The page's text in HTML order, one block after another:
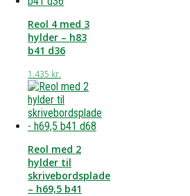
Reol 4 med 3
hylder – h83
b41 d36
1.435 kr.
Reol med 2
hylder til
skrivebordsplade
– h69,5 b41